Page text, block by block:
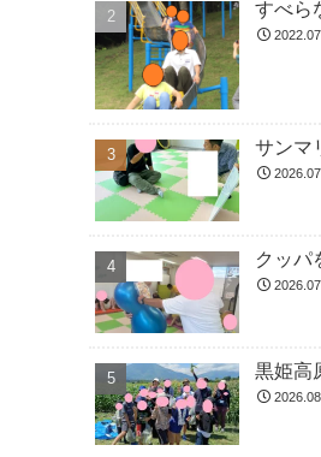
すべら
サンマ
クッパ
黒姫高